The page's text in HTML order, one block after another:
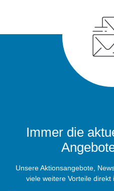
Immer die
Unsere Aktionsangebote,
viele weitere Vorteile direkt